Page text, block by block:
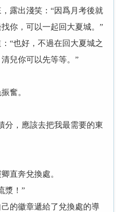
出淺笑：“因爲月考後就
你，可以一起回大夏城。”
也好，不過在回大夏城之
兒你可以先等等。”
奮。
，應該去把我最需要的東
奔兌換處。
漿！”
徽章遞給了兌換處的導